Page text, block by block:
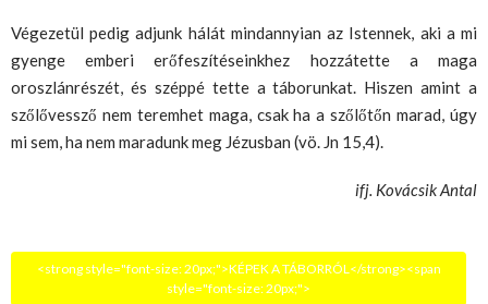
Végezetül pedig adjunk hálát mindannyian az Istennek, aki a mi
gyenge emberi erőfeszítéseinkhez hozzátette a maga
oroszlánrészét, és széppé tette a táborunkat. Hiszen amint a
szőlővessző nem teremhet maga, csak ha a szőlőtőn marad, úgy
mi sem, ha nem maradunk meg Jézusban (vö. Jn 15,4).
ifj. Kovácsik Antal
<strong style="font-size: 20px;">KÉPEK A TÁBORRÓL</strong><span
style="font-size: 20px;">